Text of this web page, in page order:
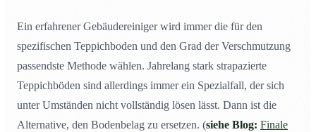
Ein erfahrener Gebäudereiniger wird immer die für den
spezifischen Teppichboden und den Grad der Verschmutzung
passendste Methode wählen. Jahrelang stark strapazierte
Teppichböden sind allerdings immer ein Spezialfall, der sich
unter Umständen nicht vollständig lösen lässt. Dann ist die
Alternative, den Bodenbelag zu ersetzen. (siehe Blog: Finale